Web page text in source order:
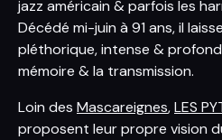
jazz américain & parfois les
Décédé mi-juin à 91 ans, il
pléthorique, intense &
mémoire & la transmission.
Loin des Mascareignes,LES
proposent leur propre vision